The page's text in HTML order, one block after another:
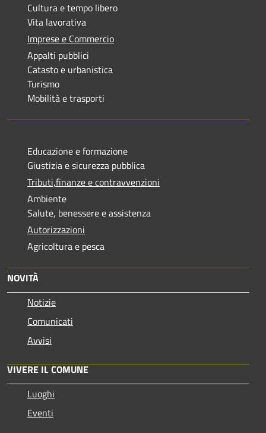
Cultura e tempo libero
Vita lavorativa
Imprese e Commercio
Appalti pubblici
Catasto e urbanistica
Turismo
Mobilità e trasporti
Educazione e formazione
Giustizia e sicurezza pubblica
Tributi,finanze e contravvenzioni
Ambiente
Salute, benessere e assistenza
Autorizzazioni
Agricoltura e pesca
NOVITÀ
Notizie
Comunicati
Avvisi
VIVERE IL COMUNE
Luoghi
Eventi